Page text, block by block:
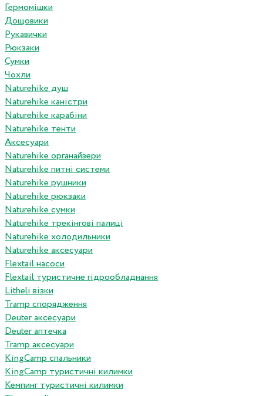
Гермомішки
Дощовики
Рукавички
Рюкзаки
Сумки
Чохли
Naturehike душ
Naturehike каністри
Naturehike карабіни
Naturehike тенти
Аксесуари
Naturehike органайзери
Naturehike питні системи
Naturehike рушники
Naturehike рюкзаки
Naturehike сумки
Naturehike трекінгові палиці
Naturehike холодильники
Naturehike аксесуари
Flextail насоси
Flextail туристичне гідрообладнання
Litheli візки
Tramp спорядження
Deuter аксесуари
Deuter аптечка
Tramp аксесуари
KingCamp спальники
KingCamp туристичні килимки
Кемпинг туристичні килимки